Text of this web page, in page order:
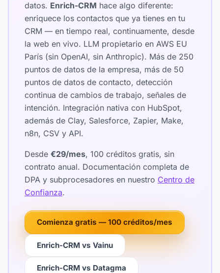
datos. Enrich-CRM hace algo diferente:
enriquece los contactos que ya tienes en tu
CRM — en tiempo real, continuamente, desde
la web en vivo. LLM propietario en AWS EU
París (sin OpenAI, sin Anthropic). Más de 250
puntos de datos de la empresa, más de 50
puntos de datos de contacto, detección
continua de cambios de trabajo, señales de
intención. Integración nativa con HubSpot,
además de Clay, Salesforce, Zapier, Make,
n8n, CSV y API.
Desde €29/mes, 100 créditos gratis, sin
contrato anual. Documentación completa de
DPA y subprocesadores en nuestro Centro de
Confianza.
Comienza gratis — 100 créditos/mes
Enrich-CRM vs Vainu
Enrich-CRM vs Datagma